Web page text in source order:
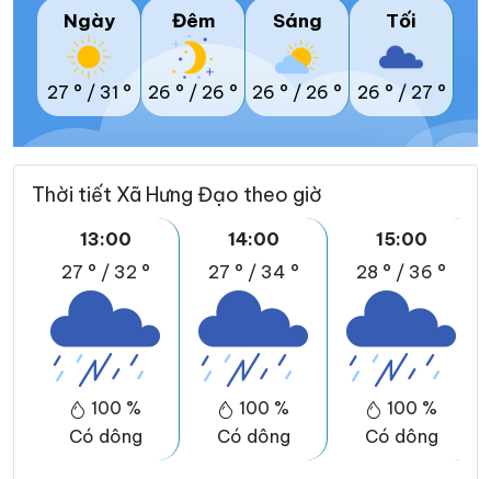
Ngày
27 ° / 31 °
Đêm
26 ° / 26 °
Sáng
26 ° / 26 °
Tối
26 ° / 27 °
Thời tiết Xã Hưng Đạo theo giờ
13:00
27 ° / 32 °
100 %
Có dông
14:00
27 ° / 34 °
100 %
Có dông
15:00
28 ° / 36 °
100 %
Có dông